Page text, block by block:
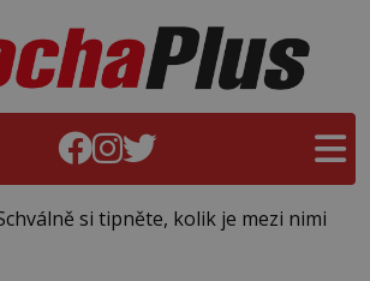
si tipněte, kolik je mezi nimi